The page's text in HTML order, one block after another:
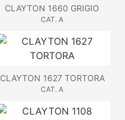
CLAYTON 1660 GRIGIO
CAT. A
CLAYTON 1627 TORTORA
CAT. A